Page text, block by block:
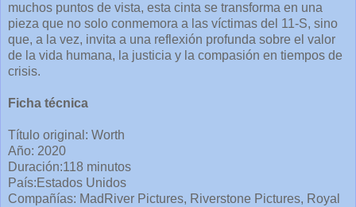
muchos puntos de vista, esta cinta se transforma en una
pieza que no solo conmemora a las víctimas del 11-S, sino
que, a la vez, invita a una reflexión profunda sobre el valor
de la vida humana, la justicia y la compasión en tiempos de
crisis.
Ficha técnica
Título original: Worth
Año: 2020
Duración:118 minutos
País:Estados Unidos
Compañías: MadRiver Pictures, Riverstone Pictures, Royal